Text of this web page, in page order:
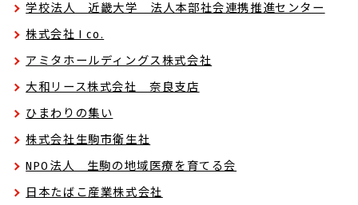
学校法人 近畿大学 法人本部社会連携推進センター
株式会社 I co.
アミタホールディングス株式会社
大和リース株式会社 奈良支店
ひまわりの集い
株式会社生駒市衛生社
NPO法人 生駒の地域医療を育てる会
日本たばこ産業株式会社